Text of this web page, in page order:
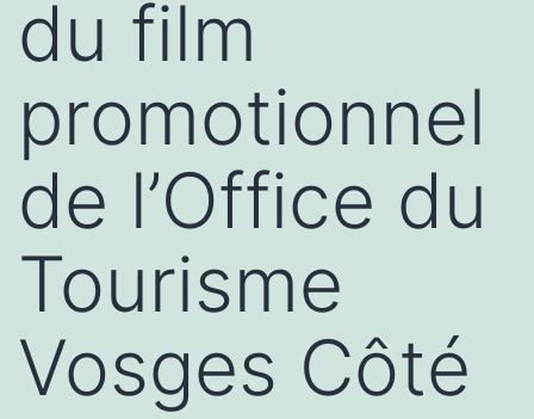
du film
promotionnel
de l’Office du
Tourisme
Vosges Côté